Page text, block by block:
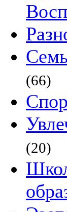
(66)
(20)